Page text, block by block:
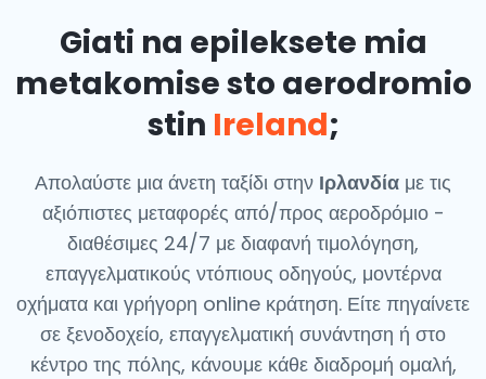
Giati na epileksete mia
metakomise sto aerodromio
stin Ireland;
Απολαύστε μια άνετη ταξίδι στην Ιρλανδία με τις
αξιόπιστες μεταφορές από/προς αεροδρόμιο -
διαθέσιμες 24/7 με διαφανή τιμολόγηση,
επαγγελματικούς ντόπιους οδηγούς, μοντέρνα
οχήματα και γρήγορη online κράτηση. Είτε πηγαίνετε
σε ξενοδοχείο, επαγγελματική συνάντηση ή στο
κέντρο της πόλης, κάνουμε κάθε διαδρομή ομαλή,